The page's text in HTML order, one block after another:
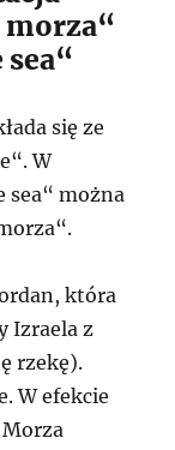
morza“
się ze
W
sea“ można
która
Izraela z
rzekę).
W efekcie